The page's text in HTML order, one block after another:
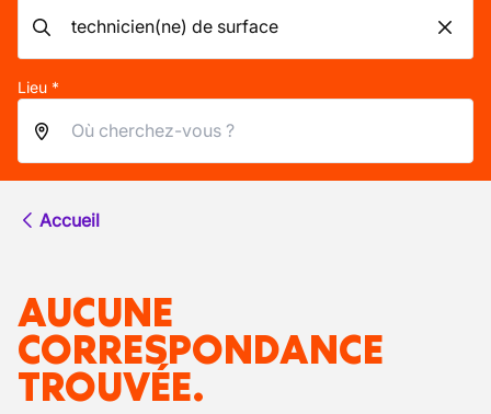
Lieu *
Accueil
AUCUNE
CORRESPONDANCE
TROUVÉE.